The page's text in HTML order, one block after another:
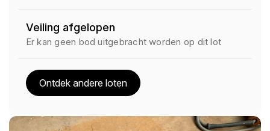
Veiling afgelopen
Er kan geen bod uitgebracht worden op dit lot
Ontdek andere loten